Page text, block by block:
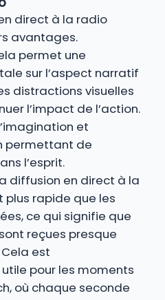
direct à la radio
avantages.
permet une
sur l’aspect narratif
distractions visuelles
l’impact de l’action.
et
permettant de
l’esprit.
diffusion en direct à la
plus rapide que les
ce qui signifie que
reçues presque
est
pour les moments
où chaque seconde